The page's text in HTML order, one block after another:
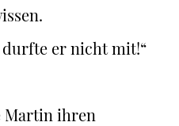
durfte er nicht mit!“
Martin ihren